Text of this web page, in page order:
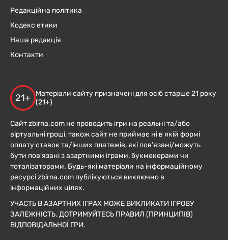
Редакційна політика
Кодекс етики
Наша редакція
Контакти
21+
Матеріали сайту призначені для осіб старше 21 року
(21+)
Сайт zbirna.com не проводить ігри на реальні та/або
віртуальні гроші, також сайт не приймає ні в якій формі
оплату ставок та/інших платежів, які пов’язані/можуть
бути пов’язані з азартними іграми, букмекерами чи
тоталізаторами. Будь-які матеріали на інформаційному
ресурсі zbirna.com публікуються виключно в
інформаційних цілях.
УЧАСТЬ В АЗАРТНИХ ІГРАХ МОЖЕ ВИКЛИКАТИ ІГРОВУ
ЗАЛЕЖНІСТЬ. ДОТРИМУЙТЕСЬ ПРАВИЛ (ПРИНЦИПІВ)
ВІДПОВІДАЛЬНОЇ ГРИ.